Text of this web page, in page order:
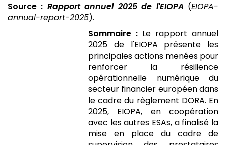
Source : Rapport annuel 2025 de l'EIOPA(EIOPA-
annual-report-2025).
Sommaire : Le rapport annuel
2025 de l'EIOPA présente les
principales actions menées pour
renforcer la résilience
opérationnelle numérique du
secteur financier européen dans
le cadre du règlement DORA. En
2025, EIOPA, en coopération
avec les autres ESAs, a finalisé la
mise en place du cadre de